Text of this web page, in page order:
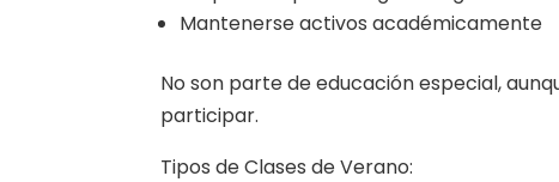
Mantenerse activos académicamente
No son parte de educación especial,
participar.
Tipos de Clases de Verano: